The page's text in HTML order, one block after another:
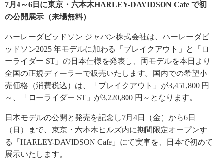
7月4～6日に東京・六本木HARLEY-DAVIDSON Cafe で初
の公開展示（来場無料）
ハーレーダビッドソン ジャパン株式会社は、ハーレーダビ
ッドソン2025 年モデルに加わる「ブレイクアウト」と「ロ
ーライダー ST」の日本仕様を発表し、両モデルを本日より
全国の正規ディーラーで販売いたします。国内での希望小
売価格（消費税込）は、「ブレイクアウト」が3,451,800 円
～、「ローライダー ST」が3,220,800 円～となります。
日本モデルの公開と発売を記念し7月4日（金）から6日
（日）まで、東京・六本木ヒルズ内に期間限定オープンす
る「HARLEY-DAVIDSON Cafe」にて実車を、日本で初めて
展示いたします。